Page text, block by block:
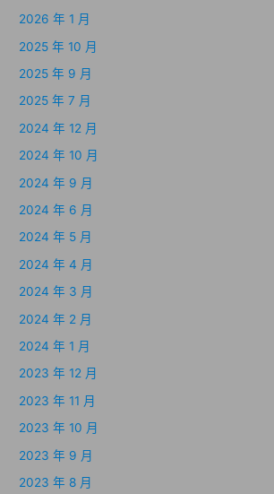
2026 年 1 月
2025 年 10 月
2025 年 9 月
2025 年 7 月
2024 年 12 月
2024 年 10 月
2024 年 9 月
2024 年 6 月
2024 年 5 月
2024 年 4 月
2024 年 3 月
2024 年 2 月
2024 年 1 月
2023 年 12 月
2023 年 11 月
2023 年 10 月
2023 年 9 月
2023 年 8 月